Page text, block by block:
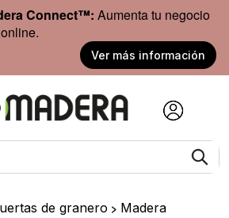
Connect™: Aumenta tu negocio
Ver más información
de granero > Madera